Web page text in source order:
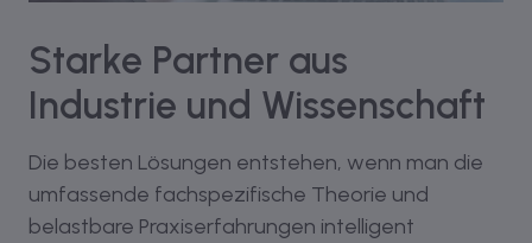
Starke Partner aus
Industrie und Wissenschaft
Die besten Lösungen entstehen, wenn man die
umfassende fachspezifische Theorie und
belastbare Praxiserfahrungen intelligent